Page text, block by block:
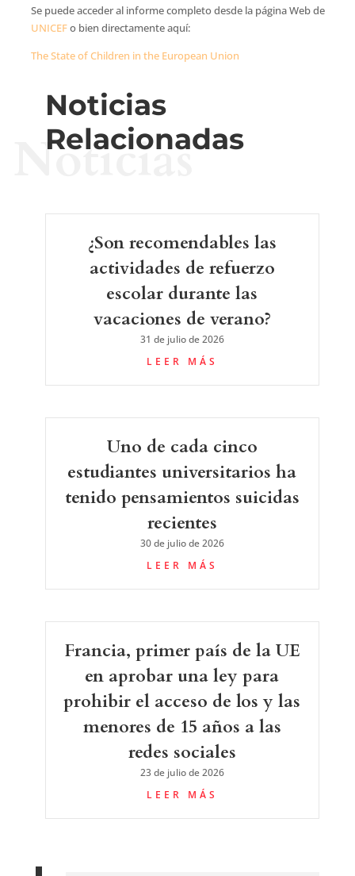
Se puede acceder al informe completo desde la página Web de
UNICEFo bien directamente aquí:
The State of Children in the European Union
Noticias
Relacionadas
Noticias
¿Son recomendables las
actividades de refuerzo
escolar durante las
vacaciones de verano?
31 de julio de 2026
LEER MÁS
Uno de cada cinco
estudiantes universitarios ha
tenido pensamientos suicidas
recientes
30 de julio de 2026
LEER MÁS
Francia, primer país de la UE
en aprobar una ley para
prohibir el acceso de los y las
menores de 15 años a las
redes sociales
23 de julio de 2026
LEER MÁS